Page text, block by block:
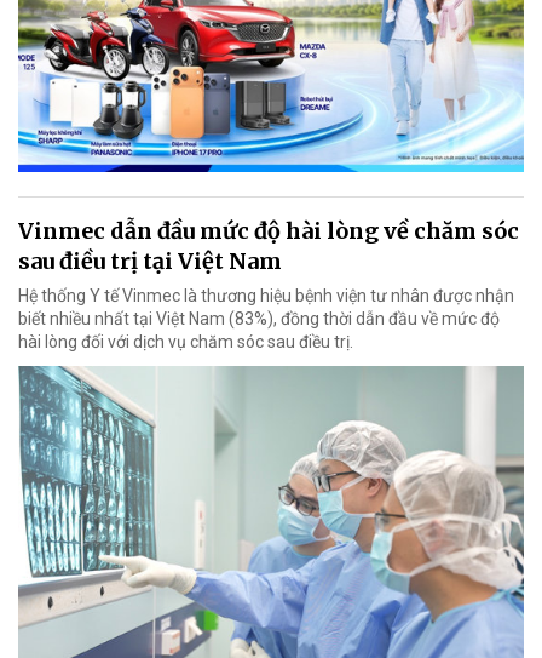
Vinmec dẫn đầu mức độ hài lòng về chăm sóc
sau điều trị tại Việt Nam
Hệ thống Y tế Vinmec là thương hiệu bệnh viện tư nhân được nhận
biết nhiều nhất tại Việt Nam (83%), đồng thời dẫn đầu về mức độ
hài lòng đối với dịch vụ chăm sóc sau điều trị.